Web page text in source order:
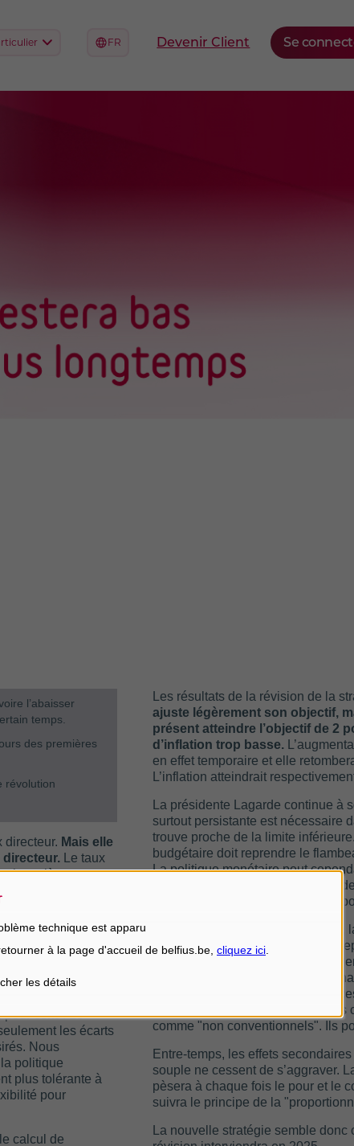
l’abaisser
temps.
des premières
révolution
directeur. Mais elle
Le taux
jusqu’à ce que
de projection,
stratégie, que la
d’un an et demi
son objectif
de 2 pour cent,
pour cent". Le
les écarts
Nous
politique
plus tolérante à
pour
calcul de
Les résultats de la révision de la
ajuste légèrement son objectif,
présent atteindre l’objectif de 2
d’inflation trop basse.
en effet temporaire et elle
L’inflation atteindrait
La présidente Lagarde continue à
surtout persistante est nécessaire
trouve proche de la limite
budgétaire doit reprendre le
La politique monétaire peut
marché afin que la flambée de la
comporte également des risques
Avec un taux négatif depuis
inférieure depuis déjà sept ans.
été trouvées pour insuffler de
comme les achats d’actifs ou le
sous forme de TLTRO. Bien que
mesure d’urgence, ils ne sont
comme "non conventionnels". Ils
Entre-temps, les effets
souple ne cessent de s’aggraver.
pèsera à chaque fois le pour et le
suivra le principe de la
La nouvelle stratégie semble
technique est apparu